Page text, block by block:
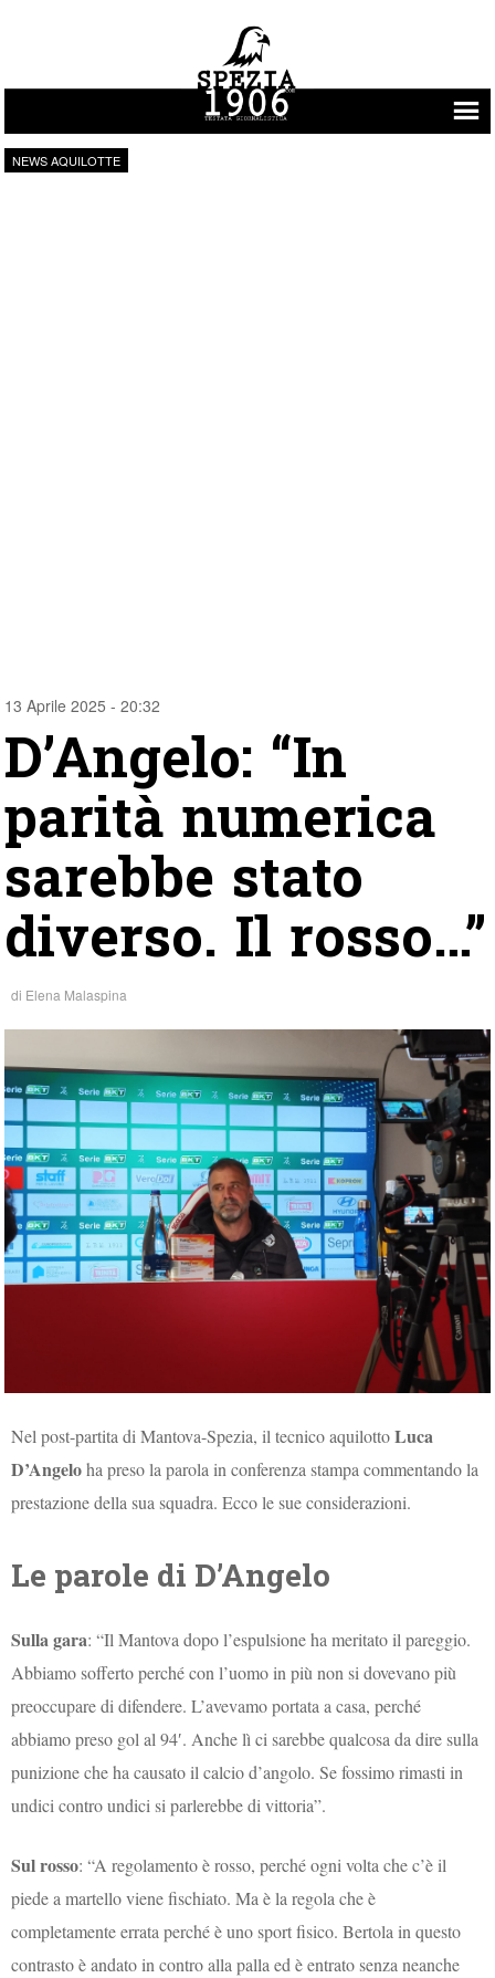
Vai al contenuto
NEWS AQUILOTTE
13 Aprile 2025 - 20:32
D’Angelo: “In
parità numerica
sarebbe stato
diverso. Il rosso…”
di Elena Malaspina
Nel post-partita di Mantova-Spezia, il tecnico aquilottoLuca
D’Angeloha preso la parola in conferenza stampa commentando la
prestazione della sua squadra. Ecco le sue considerazioni.
Le parole di D’Angelo
Sulla gara: “Il Mantova dopo l’espulsione ha meritato il pareggio.
Abbiamo sofferto perché con l’uomo in più non si dovevano più
preoccupare di difendere. L’avevamo portata a casa, perché
abbiamo preso gol al 94′. Anche lì ci sarebbe qualcosa da dire sulla
punizione che ha causato il calcio d’angolo. Se fossimo rimasti in
undici contro undici si parlerebbe di vittoria”.
Sul rosso: “A regolamento è rosso, perché ogni volta che c’è il
piede a martello viene fischiato. Ma è la regola che è
completamente errata perché è uno sport fisico. Bertola in questo
contrasto è andato in contro alla palla ed è entrato senza neanche